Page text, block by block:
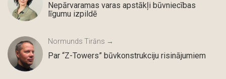
Nepārvaramas varas apstākļi būvniecības
līgumu izpildē
Normunds Tirāns →
Par “Z-Towers” būvkonstrukciju risinājumiem